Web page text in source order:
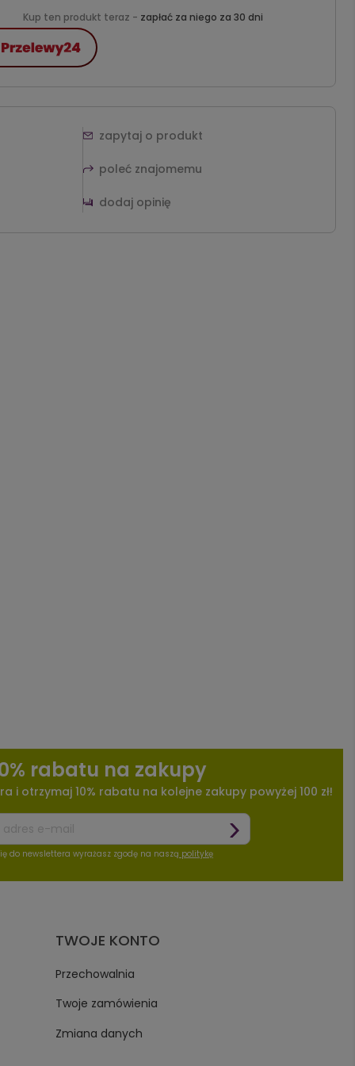
Kup ten produkt teraz - zapłać za niego za 30 dni
zapytaj o produkt
poleć znajomemu
dodaj opinię
rabatu na zakupy
i otrzymaj 10% rabatu na kolejne zakupy powyżej 100 zł!
do newslettera wyrażasz zgodę na naszą politykę
TWOJE KONTO
Przechowalnia
Twoje zamówienia
Zmiana danych